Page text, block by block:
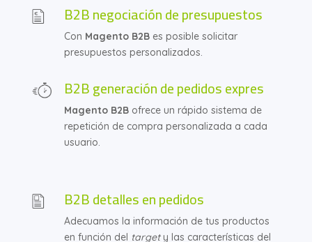
B2B negociación de presupuestos
Con Magento B2Bes posible solicitar
presupuestos personalizados.
B2B generación de pedidos expres
Magento B2Bofrece un rápido sistema de
repetición de compra personalizada a cada
usuario.
B2B detalles en pedidos
Adecuamos la información de tus productos
en función del targety las características del